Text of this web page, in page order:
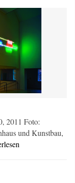
2011 Foto:
und Kunstbau,